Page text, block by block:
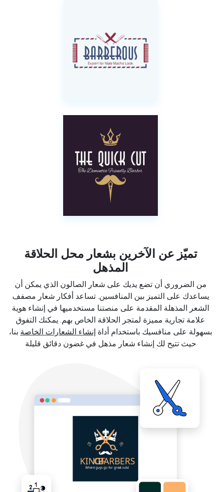
تميّز عن الآخرين بشعار محل الحلاقة
المذهل
من الضروري أن تضع يديك على شعار الصالون الذي يمكن أن
يساعدك على التميز بين المنافسين. تساعد أفكار شعار مصفف
الشعر المذهلة المقدمة على منصتنا مستخدميها في إنشاء هوية
علامة تجارية مميزة لمتجر الحلاقة الخاص بهم. يمكنك التفوق
بسهولة على منافسيك باستخدام أداة إنشاء الشعارات الخاصة بنا،
حيث تتيح لك إنشاء شعار مذهل في غضون دقائق قليلة